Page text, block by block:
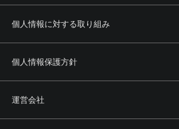
個人情報に対する取り組み
個人情報保護方針
運営会社